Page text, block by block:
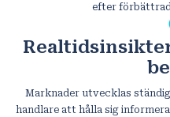
efter
Marknader utvecklas
handlare att hålla sig